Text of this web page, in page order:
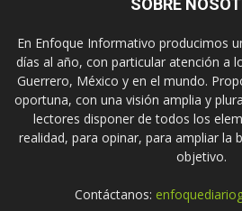
En Enfoque Informativo producimos
días al año, con particular atención a
Guerrero, México y en el mundo.
oportuna, con una visión amplia y
lectores disponer de todos los
realidad, para opinar, para ampliar la
objetivo.
Contáctanos: